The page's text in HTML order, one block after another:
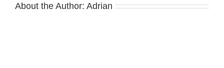
About the Author: Adrian